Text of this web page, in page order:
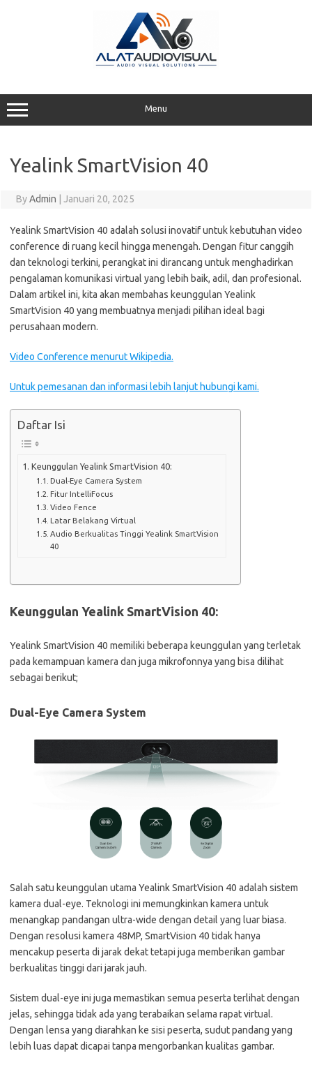
Menu
Yealink SmartVision 40
ByAdmin Januari 20, 2025
Yealink SmartVision 40 adalah solusi inovatif untuk kebutuhan video
conference di ruang kecil hingga menengah. Dengan fitur canggih
dan teknologi terkini, perangkat ini dirancang untuk menghadirkan
pengalaman komunikasi virtual yang lebih baik, adil, dan profesional.
Dalam artikel ini, kita akan membahas keunggulan Yealink
SmartVision 40 yang membuatnya menjadi pilihan ideal bagi
perusahaan modern.
Video Conference menurut Wikipedia.
Untuk pemesanan dan informasi lebih lanjut hubungi kami.
Daftar Isi
Keunggulan Yealink SmartVision 40:
Dual-Eye Camera System
Fitur IntelliFocus
Video Fence
Latar Belakang Virtual
Audio Berkualitas Tinggi Yealink SmartVision
40
Keunggulan Yealink SmartVision 40:
Yealink SmartVision 40 memiliki beberapa keunggulan yang terletak
pada kemampuan kamera dan juga mikrofonnya yang bisa dilihat
sebagai berikut;
Dual-Eye Camera System
Salah satu keunggulan utama Yealink SmartVision 40 adalah sistem
kamera dual-eye. Teknologi ini memungkinkan kamera untuk
menangkap pandangan ultra-wide dengan detail yang luar biasa.
Dengan resolusi kamera 48MP, SmartVision 40 tidak hanya
mencakup peserta di jarak dekat tetapi juga memberikan gambar
berkualitas tinggi dari jarak jauh.
Sistem dual-eye ini juga memastikan semua peserta terlihat dengan
jelas, sehingga tidak ada yang terabaikan selama rapat virtual.
Dengan lensa yang diarahkan ke sisi peserta, sudut pandang yang
lebih luas dapat dicapai tanpa mengorbankan kualitas gambar.